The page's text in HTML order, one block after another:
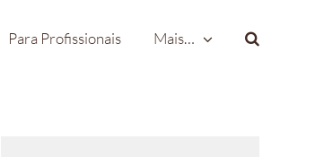
Para Profissionais Mais…